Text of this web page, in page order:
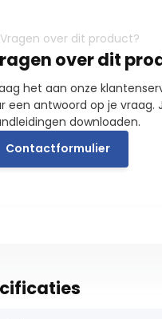
over dit
het aan onze
een antwoord op je vraag.
downloaden.
Contactformulier